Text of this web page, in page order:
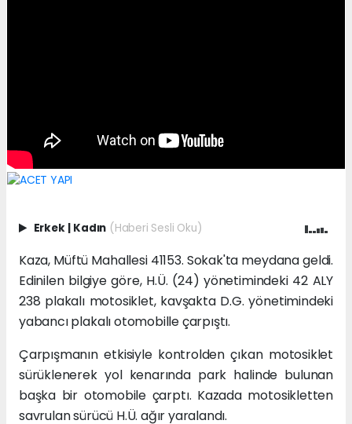
Erkek Kadın (Haberi Sesli Oku)
Kaza, Müftü Mahallesi 41153. Sokak'ta meydana geldi.
Edinilen bilgiye göre, H.Ü. (24) yönetimindeki 42 ALY
238 plakalı motosiklet, kavşakta D.G. yönetimindeki
yabancı plakalı otomobille çarpıştı.
Çarpışmanın etkisiyle kontrolden çıkan motosiklet
sürüklenerek yol kenarında park halinde bulunan
başka bir otomobile çarptı. Kazada motosikletten
savrulan sürücü H.Ü. ağır yaralandı.